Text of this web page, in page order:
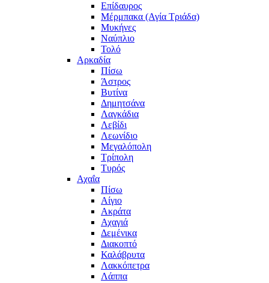
Επίδαυρος
Μέρμπακα (Αγία Τριάδα)
Μυκήνες
Ναύπλιο
Τολό
Αρκαδία
Πίσω
Άστρος
Βυτίνα
Δημητσάνα
Λαγκάδια
Λεβίδι
Λεωνίδιο
Μεγαλόπολη
Τρίπολη
Τυρός
Αχαΐα
Πίσω
Αίγιο
Ακράτα
Αχαγιά
Δεμένικα
Διακοπτό
Καλάβρυτα
Λακκόπετρα
Λάππα